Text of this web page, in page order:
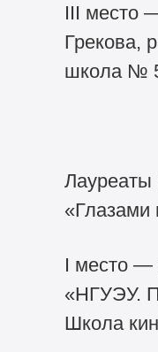
III место
Грекова,
школа №
Лауреаты
I место —
«НГУЭУ.
Школа